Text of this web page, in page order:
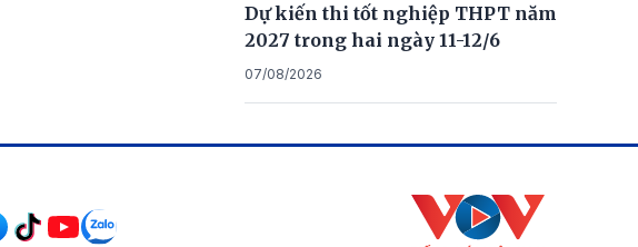
Dự kiến thi tốt nghiệp THPT năm
2027 trong hai ngày 11-12/6
07/08/2026